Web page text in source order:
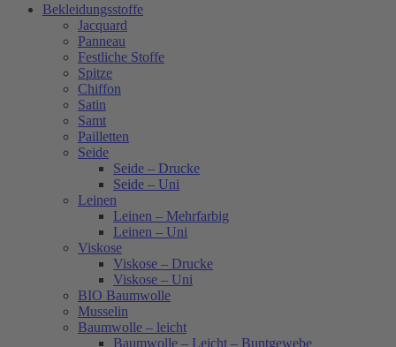
Bekleidungsstoffe
Jacquard
Panneau
Festliche Stoffe
Spitze
Chiffon
Satin
Samt
Pailletten
Seide
Seide – Drucke
Seide – Uni
Leinen
Leinen – Mehrfarbig
Leinen – Uni
Viskose
Viskose – Drucke
Viskose – Uni
BIO Baumwolle
Musselin
Baumwolle – leicht
Baumwolle – Leicht – Buntgewebe